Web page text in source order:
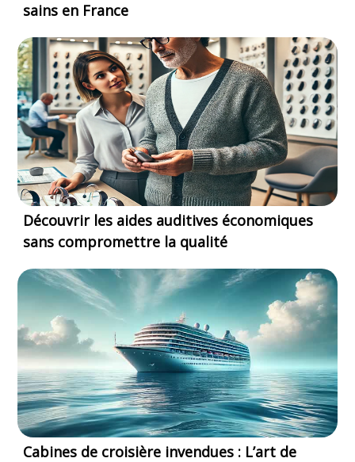
sains en France
Découvrir les aides auditives économiques
sans compromettre la qualité
Cabines de croisière invendues : L’art de